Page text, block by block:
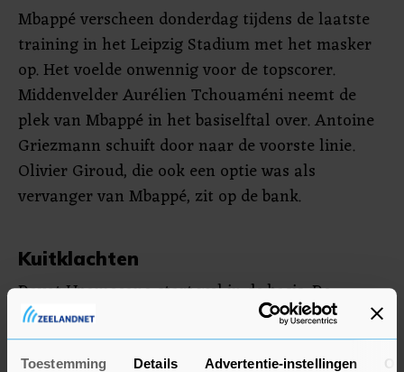
Toestemming Details Advertentie-instellingen
Mbappé verscheen donderdag tijdens de laatste
training in het Leipzig Stadium met het masker
op. Het voelde onwennig voor de topscorer.
Middenvelder Aurélien Tchouaméni neemt de
plek van Mbappé in het basiselftal over. Antoine
Griezmann schuift door naar de voorste linie.
Olivier Giroud, die ook een optie was als
vervanger van Mbappé, zit op de bank.
Kuitklachten
Dayot Upamecano start wel in de basis. De
verdediger miste woensdag de training door
lichte kuitklachten en is fit genoeg om te spelen.